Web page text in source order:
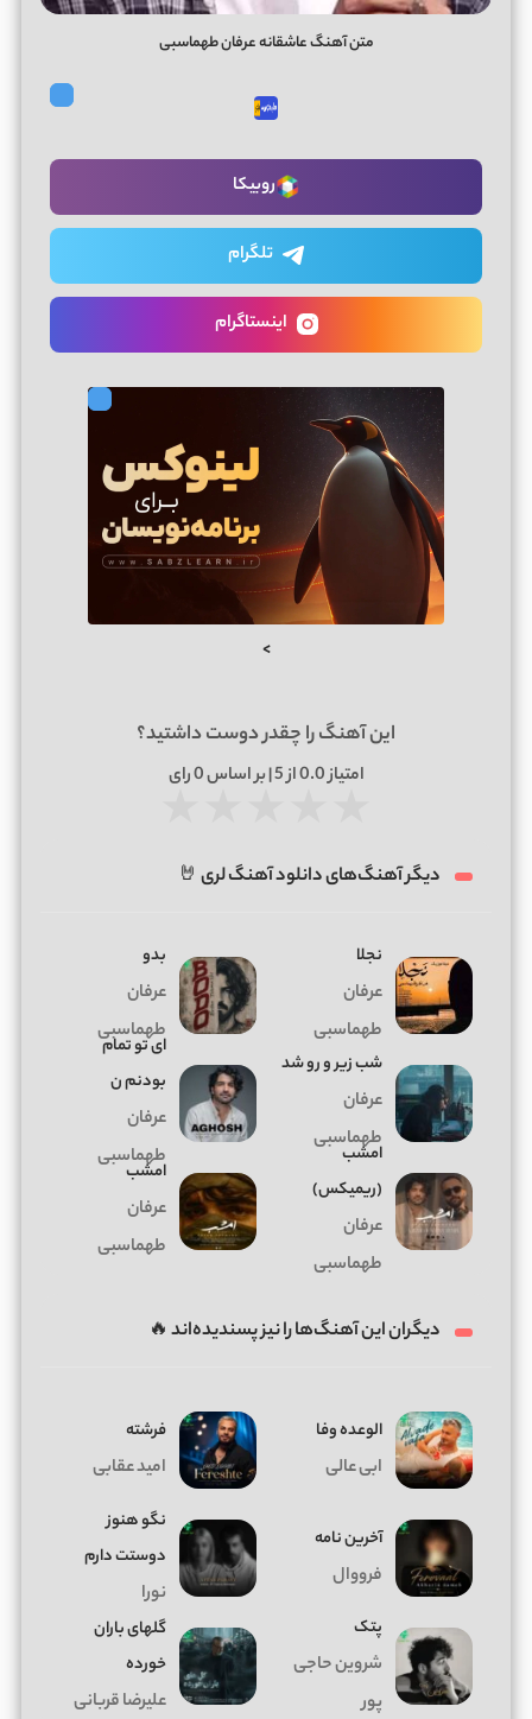
متن آهنگ عاشقانه عرفان طهماسبی
روبیکا
تلگرام
اینستاگرام
>
این آهنگ را چقدر دوست داشتید؟
امتیاز0.0از 5 | بر اساس 0رای
دیگر آهنگ‌های دانلود آهنگ لری 🤘
نجلا
عرفان
طهماسبی
بدو
عرفان
طهماسبی
شب زیر و رو شد
عرفان
طهماسبی
ای تو تمام
بودنم ن
عرفان
طهماسبی
امشب
(ریمیکس)
عرفان
طهماسبی
امشب
عرفان
طهماسبی
دیگران این آهنگ‌ها را نیز پسندیده‌اند 🔥
الوعده وفا
ابی عالی
فرشته
امید عقابی
آخرین نامه
فرووال
نگو هنوز
دوستت دارم
نورا
پتک
شروین حاجی
پور
گلهای باران
خورده
علیرضا قربانی